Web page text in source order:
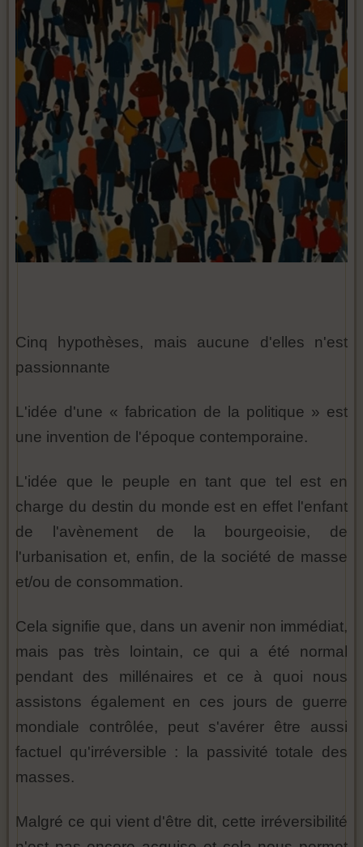
Cinq hypothèses, mais aucune d'elles n'est
passionnante
L'idée d'une « fabrication de la politique » est
une invention de l'époque contemporaine.
L'idée que le peuple en tant que tel est en
charge du destin du monde est en effet l'enfant
de l'avènement de la bourgeoisie, de
l'urbanisation et, enfin, de la société de masse
et/ou de consommation.
Cela signifie que, dans un avenir non immédiat,
mais pas très lointain, ce qui a été normal
pendant des millénaires et ce à quoi nous
assistons également en ces jours de guerre
mondiale contrôlée, peut s'avérer être aussi
factuel qu'irréversible : la passivité totale des
masses.
Malgré ce qui vient d'être dit, cette irréversibilité